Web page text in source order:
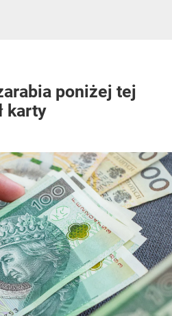
poniżej tej
karty